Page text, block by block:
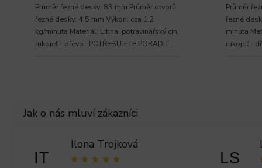
Průměr řezné desky: 83 mm Průměr otvorů
řezné desky: 4,5 mm Výkon: cca 1,2
kg/minuta Materiál: Litina, potravinářský cín,
rukojeť - dřevo POTŘEBUJETE PORADIT
Průměr
řezné
minuta
rukojeť -
IT
Ilona Trojková
LS